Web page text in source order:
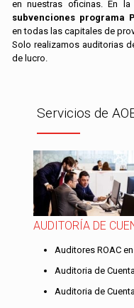
en nuestras oficinas. En la
subvenciones programa
en todas las capitales de
Solo realizamos auditorias
de lucro.
Servicios de
AUDITORÍA DE
Auditores ROAC
Auditoria de
Auditoria de